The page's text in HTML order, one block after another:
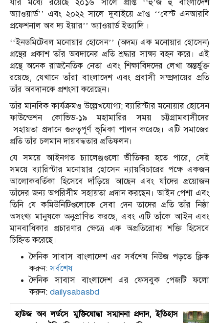
যার মধ্যে রয়েছে ২০১৬ সালে প্রাপ্ত ‘‘হু’জ হু বাংলাদেশ
অ্যাওয়ার্ড’’ এবং ২০২২ সালে দুবাইয়ে প্রাপ্ত ‘‘বেস্ট এনআরবি
প্রফেশনাল অব দ্য ইয়ার’’ অ্যাওয়ার্ড ইত্যাদি ।
‘‘ইনডমিটেবল মনোয়ার হোসেন’’ (অদম্য এক মনোয়ার হোসেন)
গ্রন্থের প্রকাশ তাঁর অবদানের প্রতি শ্রদ্ধার সাক্ষ্য বহন করে। এই
গ্রন্থে অনেক রাজনৈতিক নেতা এবং শিক্ষাবিদদের লেখা অন্তর্ভুক্ত
রয়েছে, যেখানে তাঁরা বাংলাদেশ এবং প্রবাসী সম্প্রদায়ের প্রতি
তাঁর অবদানকে প্রশংসা করেছেন।
তাঁর মানবিক কার্যক্রমও উল্লেখযোগ্য; ব্যারিস্টার মনোয়ার হোসেন
ফাউন্ডেশন কোভিড-১৯ মহামারির সময় চট্টগ্রামবাসীদের
সহায়তা প্রদানে গুরুত্বপূর্ণ ভূমিকা পালন করেছে। এটি সমাজের
প্রতি তাঁর চলমান দায়বদ্ধতার প্রতিফলন।
যে সময়ে আইনগত চ্যালেঞ্জগুলো ভীতিকর হতে পারে, সেই
সময়ে ব্যারিস্টার মনোয়ার হোসেন ন্যায়বিচারের পক্ষে একজন
আলোকবর্তিকা হিসেবে দাঁড়িয়ে আছেন এবং যাঁদের প্রয়োজন
তাঁদের জন্য অপরিসীম সহায়তা প্রদান করছেন। আইন পেশা এবং
তিনি যে কমিউনিটিগুলোকে সেবা দেন তাদের প্রতি তাঁর নিষ্ঠা
অসংখ্য মানুষকে অনুপ্রাণিত করছে, এবং এটি তাঁকে আইন এবং
মানবাধিকার প্রচারণার ক্ষেত্রে এক অপ্রতিরোধ্য শক্তি হিসেবে
চিহ্নিত করেছে।
দৈনিক সাবাস বাংলাদেশ এর সর্বশেষ নিউজ পড়তে ক্লিক
করুন:সর্বশেষ
দৈনিক সাবাস বাংলাদেশ এর ফেসবুক পেজটি ফলো
করুন: dailysabasbd
হাউজ অব লর্ডসে মুক্তিযোদ্ধা সম্মাননা প্রদান, ইতিহাস